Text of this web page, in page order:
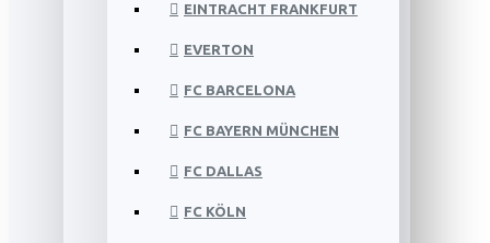
EINTRACHT FRANKFURT
EVERTON
FC BARCELONA
FC BAYERN MÜNCHEN
FC DALLAS
FC KÖLN